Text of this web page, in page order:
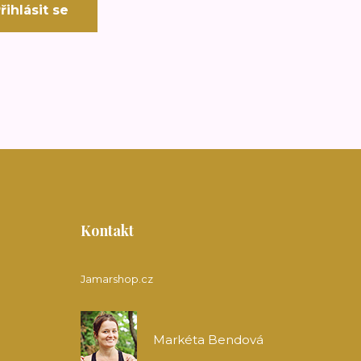
se
Kontakt
Jamarshop.cz
Markéta Bendová